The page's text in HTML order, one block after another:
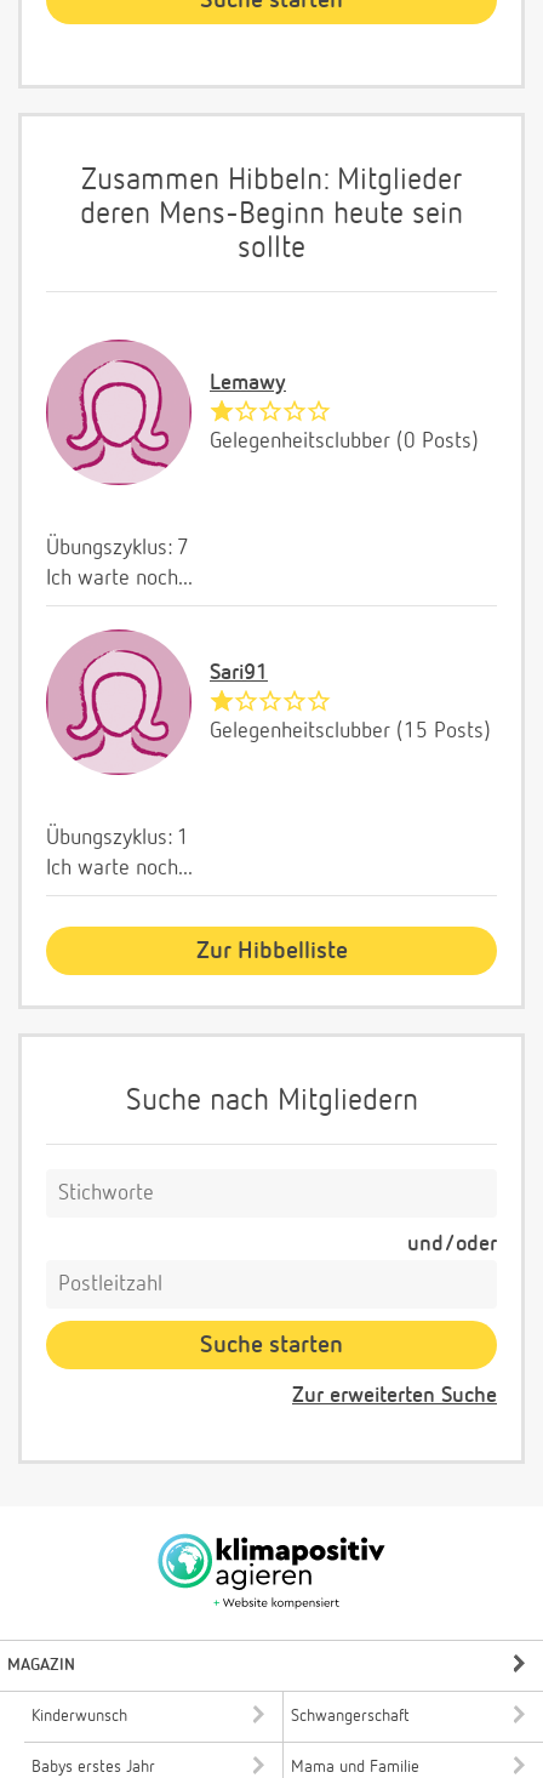
Zusammen Hibbeln: Mitglieder
deren Mens-Beginn heute sein
sollte
Lemawy
Gelegenheitsclubber (0 Posts)
Übungszyklus: 7
Ich warte noch...
Sari91
Gelegenheitsclubber (15 Posts)
Übungszyklus: 1
Ich warte noch...
Zur Hibbelliste
Suche nach Mitgliedern
und/oder
Zur erweiterten Suche
MAGAZIN
Kinderwunsch Schwangerschaft
Babys erstes Jahr Mama und Familie